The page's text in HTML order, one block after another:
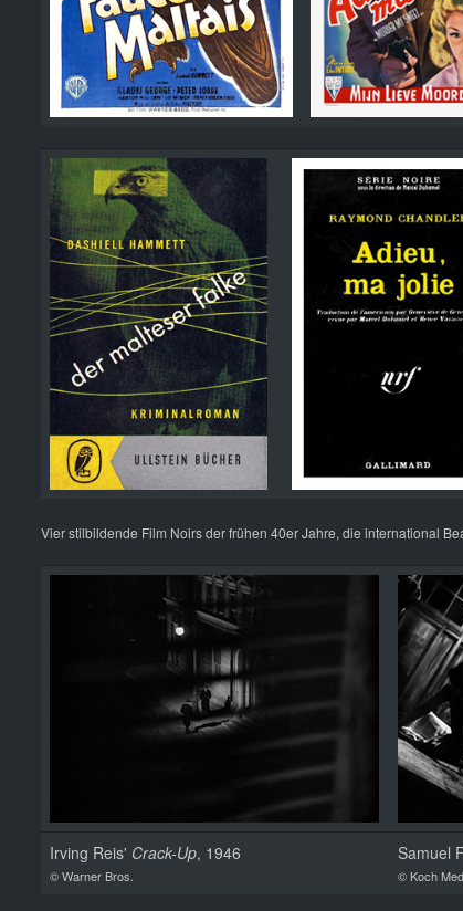
Vier stilbildende Film Noirs der frühen 40er Jahre, die international
Irving Reis' Crack-Up, 1946
© Warner Bros.
Samuel
© Koch